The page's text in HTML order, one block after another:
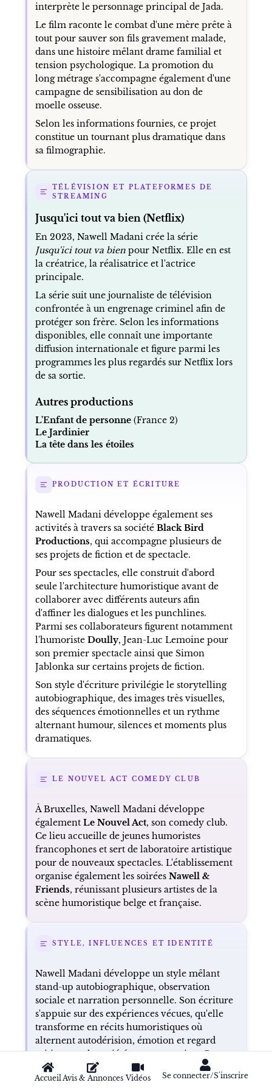
AccueilAvis & Annonces Vidéos Se connecter/S'inscrire
interprète le personnage principal de Jada.
Le film raconte le combat d'une mère prête à
tout pour sauver son fils gravement malade,
dans une histoire mêlant drame familial et
tension psychologique. La promotion du
long métrage s'accompagne également d'une
campagne de sensibilisation au don de
moelle osseuse.
Selon les informations fournies, ce projet
constitue un tournant plus dramatique dans
sa filmographie.
TÉLÉVISION ET PLATEFORMES DE
STREAMING
Jusqu'ici tout va bien (Netflix)
En 2023, Nawell Madani crée la série
Jusqu'ici tout va bienpour Netflix. Elle en est
la créatrice, la réalisatrice et l'actrice
principale.
La série suit une journaliste de télévision
confrontée à un engrenage criminel afin de
protéger son frère. Selon les informations
disponibles, elle connaît une importante
diffusion internationale et figure parmi les
programmes les plus regardés sur Netflix lors
de sa sortie.
Autres productions
L'Enfant de personne(France 2)
Le Jardinier
La tête dans les étoiles
PRODUCTION ET ÉCRITURE
Nawell Madani développe également ses
activités à travers sa société Black Bird
Productions, qui accompagne plusieurs de
ses projets de fiction et de spectacle.
Pour ses spectacles, elle construit d'abord
seule l'architecture humoristique avant de
collaborer avec différents auteurs afin
d'affiner les dialogues et les punchlines.
Parmi ses collaborateurs figurent notamment
l'humoriste Doully, Jean-Luc Lemoine pour
son premier spectacle ainsi que Simon
Jablonka sur certains projets de fiction.
Son style d'écriture privilégie le storytelling
autobiographique, des images très visuelles,
des séquences émotionnelles et un rythme
alternant humour, silences et moments plus
dramatiques.
LE NOUVEL ACT COMEDY CLUB
À Bruxelles, Nawell Madani développe
également Le Nouvel Act, son comedy club.
Ce lieu accueille de jeunes humoristes
francophones et sert de laboratoire artistique
pour de nouveaux spectacles. L'établissement
organise également les soirées Nawell &
Friends, réunissant plusieurs artistes de la
scène humoristique belge et française.
STYLE, INFLUENCES ET IDENTITÉ
Nawell Madani développe un style mêlant
stand-up autobiographique, observation
sociale et narration personnelle. Son écriture
s'appuie sur des expériences vécues, qu'elle
transforme en récits humoristiques où
alternent autodérision, émotion et regard
critique sur la société contemporaine. Cette
approche lui permet d'aborder aussi bien les
relations familiales que les mécanismes de la